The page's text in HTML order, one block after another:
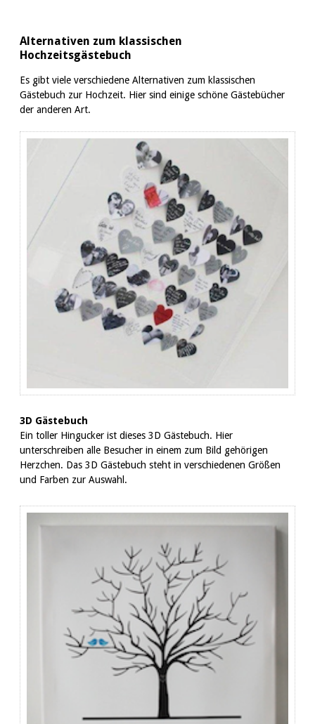
Alternativen zum klassischen
Hochzeitsgästebuch
Es gibt viele verschiedene Alternativen zum klassischen
Gästebuch zur Hochzeit. Hier sind einige schöne Gästebücher
der anderen Art.
3D Gästebuch
Ein toller Hingucker ist dieses 3D Gästebuch. Hier
unterschreiben alle Besucher in einem zum Bild gehörigen
Herzchen. Das 3D Gästebuch steht in verschiedenen Größen
und Farben zur Auswahl.